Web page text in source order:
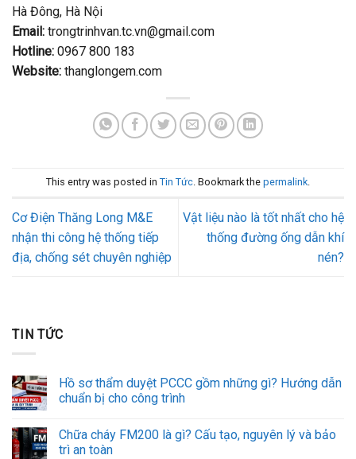
Hà Đông, Hà Nội
Email: trongtrinhvan.tc.vn@gmail.com
Hotline: 0967 800 183
Website: thanglongem.com
This entry was posted in Tin Tức . Bookmark the permalink
Cơ Điện Thăng Long M&E
nhận thi công hệ thống tiếp
địa, chống sét chuyên nghiệp
Vật liệu nào là tốt nhất cho hệ
thống đường ống dẫn khí
nén?
TIN TỨC
Hồ sơ thẩm duyệt PCCC gồm những gì? Hướng dẫn
chuẩn bị cho công trình
Chữa cháy FM200 là gì? Cấu tạo, nguyên lý và bảo
trì an toàn